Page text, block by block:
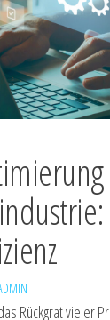
Rückgrat vieler